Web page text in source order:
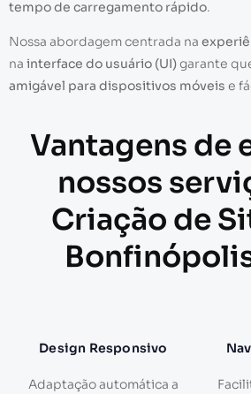
tempo de carregamento rápido.
Nossa abordagem centrada na
na interface do usuário (UI)garante
amigável para dispositivos móveis e
Vantagens de
nossos
Criação de
Design Responsivo
Adaptação automática a